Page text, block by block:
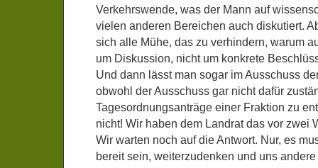
Verkehrswende, was der Mann auf
vielen anderen Bereichen auch diskutiert.
sich alle Mühe, das zu verhindern, warum
um Diskussion, nicht um konkrete
Und dann lässt man sogar im Ausschuss
obwohl der Ausschuss gar nicht dafür
Tagesordnungsanträge einer Fraktion zu
nicht! Wir haben dem Landrat das vor zwei
Wir warten noch auf die Antwort. Nur, es
bereit sein, weiterzudenken und uns